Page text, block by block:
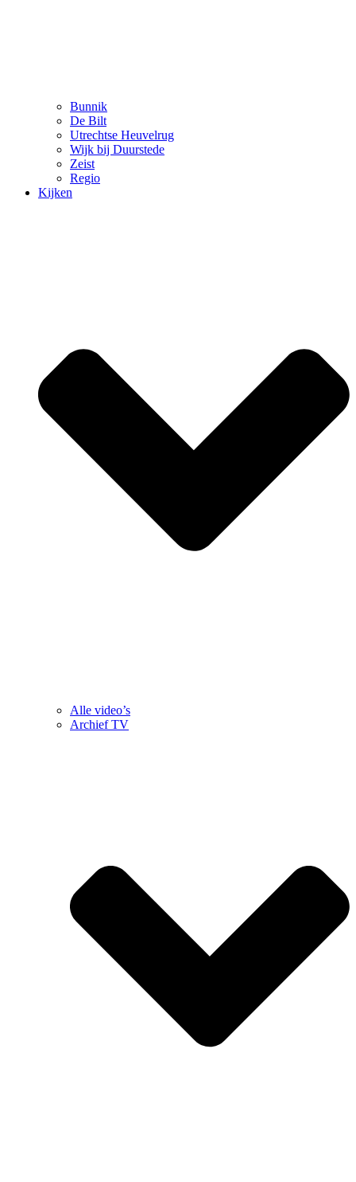
Bunnik
De Bilt
Utrechtse Heuvelrug
Wijk bij Duurstede
Zeist
Regio
Kijken
Alle video’s
Archief TV